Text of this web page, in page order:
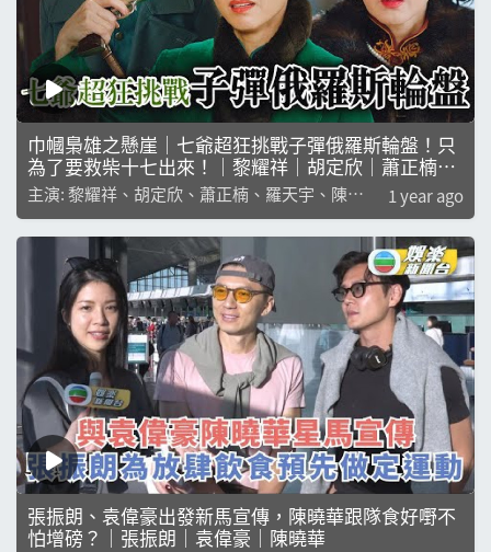
巾幗梟雄之懸崖｜七爺超狂挑戰子彈俄羅斯輪盤！只
為了要救柴十七出來！｜黎耀祥｜胡定欣｜蕭正楠｜
羅天宇｜陳曉華
主演: 黎耀祥、胡定欣、蕭正楠、羅天宇、陳曉
華
1 year ago
張振朗、袁偉豪出發新馬宣傳，陳曉華跟隊食好嘢不
怕增磅？｜張振朗｜袁偉豪｜陳曉華